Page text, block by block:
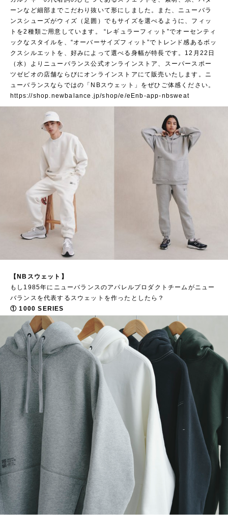
ーンなど細部までこだわり抜いて形にしました。また、ニューバラ
ンスシューズがウィズ（足囲）でもサイズを選べるように、フィッ
トを2種類ご用意しています。 “レギュラーフィット”でオーセンティ
ックなスタイルを、“オーバーサイズフィット”でトレンド感あるボッ
クスシルエットを、好みによって選べる身幅が特長です。12月22日
（水）よりニューバランス公式オンラインストア、スーパースポー
ツゼビオの店舗ならびにオンラインストアにて販売いたします。ニ
ューバランスならではの「NBスウェット」をぜひご体感ください。
https://shop.newbalance.jp/shop/e/eEnb-app-nbsweat
【NBスウェット】
もし1985年にニューバランスのアパレルプロダクトチームがニュー
バランスを代表するスウェットを作ったとしたら？
① 1000 SERIES